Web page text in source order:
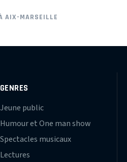
AIX-MARSEILLE
GENRES
Jeune public
Humour et One man show
Spectacles musicaux
Lectures